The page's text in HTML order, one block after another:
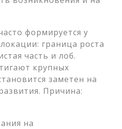
формируется у
граница роста
часть и лоб.
крупных
заметен на
Причина:
на